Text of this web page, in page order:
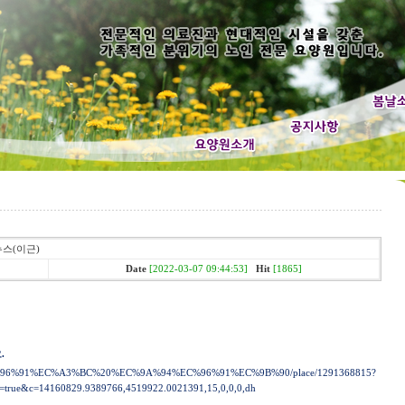
스(이근)
Date [2022-03-07 09:44:53] Hit [1865]
.
place/1291368815?